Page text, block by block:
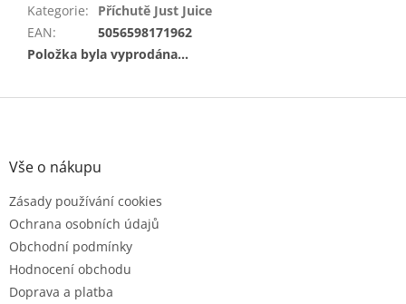
Kategorie:
Příchutě Just Juice
EAN:
5056598171962
Položka byla vyprodána…
Z
Vše o nákupu
Zásady používání cookies
Ochrana osobních údajů
Obchodní podmínky
Hodnocení obchodu
Doprava a platba